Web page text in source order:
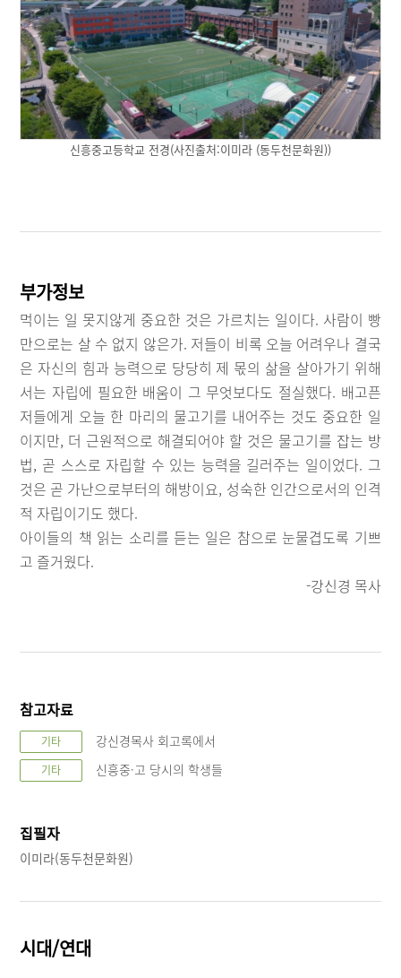
신흥중고등학교 전경(사진출처:이미라 (동두천문화원))
부가정보
먹이는 일 못지않게 중요한 것은 가르치는 일이다. 사람이 빵
만으로는 살 수 없지 않은가. 저들이 비록 오늘 어려우나 결국
은 자신의 힘과 능력으로 당당히 제 몫의 삶을 살아가기 위해
서는 자립에 필요한 배움이 그 무엇보다도 절실했다. 배고픈
저들에게 오늘 한 마리의 물고기를 내어주는 것도 중요한 일
이지만, 더 근원적으로 해결되어야 할 것은 물고기를 잡는 방
법, 곧 스스로 자립할 수 있는 능력을 길러주는 일이었다. 그
것은 곧 가난으로부터의 해방이요, 성숙한 인간으로서의 인격
적 자립이기도 했다.
아이들의 책 읽는 소리를 듣는 일은 참으로 눈물겹도록 기쁘
고 즐거웠다.
-강신경 목사
참고자료
기타 강신경목사 회고록에서
기타 신흥중·고 당시의 학생들
집필자
이미라(동두천문화원)
시대/연대